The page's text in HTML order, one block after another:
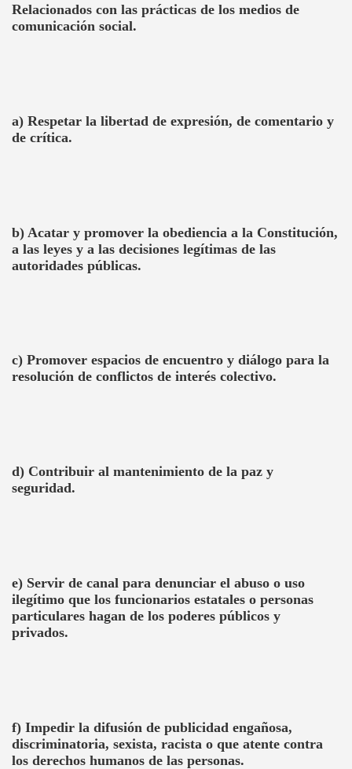
Relacionados con las prácticas de los medios de
comunicación social.
a) Respetar la libertad de expresión, de comentario y
de crítica.
b) Acatar y promover la obediencia a la Constitución,
a las leyes y a las decisiones legítimas de las
autoridades públicas.
c) Promover espacios de encuentro y diálogo para la
resolución de conflictos de interés colectivo.
d) Contribuir al mantenimiento de la paz y
seguridad.
e) Servir de canal para denunciar el abuso o uso
ilegítimo que los funcionarios estatales o personas
particulares hagan de los poderes públicos y
privados.
f) Impedir la difusión de publicidad engañosa,
discriminatoria, sexista, racista o que atente contra
los derechos humanos de las personas.